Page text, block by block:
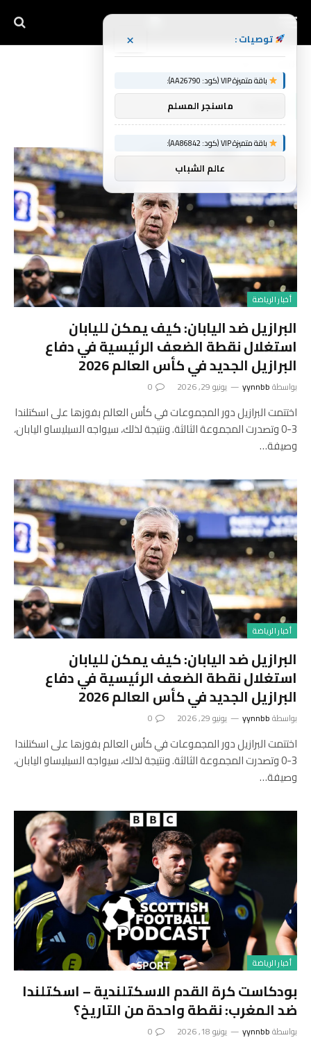
أخبار الرياضة
البرازيل ضد اليابان: كيف يمكن لليابان
استغلال نقطة الضعف الرئيسية في دفاع
البرازيل الجديد في كأس العالم 2026
بواسطةyynnbb يونيو 29, 2026 0
اختتمت البرازيل دور المجموعات في كأس العالم بفوزها على اسكتلندا
3-0 وتصدرت المجموعة الثالثة. ونتيجة لذلك، سيواجه السيليساو اليابان،
وصيفة…
أخبار الرياضة
البرازيل ضد اليابان: كيف يمكن لليابان
استغلال نقطة الضعف الرئيسية في دفاع
البرازيل الجديد في كأس العالم 2026
بواسطةyynnbb يونيو 29, 2026 0
اختتمت البرازيل دور المجموعات في كأس العالم بفوزها على اسكتلندا
3-0 وتصدرت المجموعة الثالثة. ونتيجة لذلك، سيواجه السيليساو اليابان،
وصيفة…
أخبار الرياضة
بودكاست كرة القدم الاسكتلندية – اسكتلندا
ضد المغرب: نقطة واحدة من التاريخ؟
بواسطةyynnbb يونيو 18, 2026 0
توصيات : ×
باقة متميزة VIP (كود: AA26790):
ماسنجر المسلم
باقة متميزة VIP (كود: AA86842):
عالم الشباب